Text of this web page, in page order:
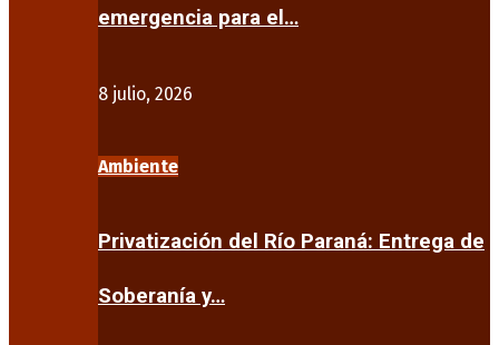
emergencia para el…
8 julio, 2026
Ambiente
Privatización del Río Paraná: Entrega de
Soberanía y…